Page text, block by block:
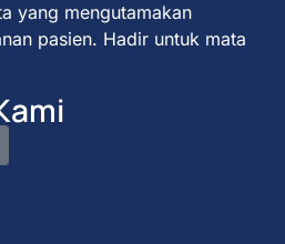
yang mengutamakan
pasien. Hadir untuk mata